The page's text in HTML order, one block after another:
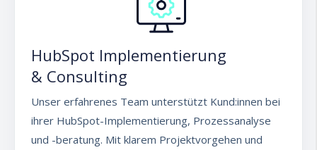
HubSpot Implementierung
& Consulting
Unser erfahrenes Team unterstützt Kund:innen bei
ihrer HubSpot-Implementierung, Prozessanalyse
und -beratung. Mit klarem Projektvorgehen und